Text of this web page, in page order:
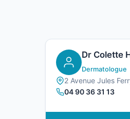
Dr Colette
Dermatologue
2 Avenue Jules
04 90 36 31 13